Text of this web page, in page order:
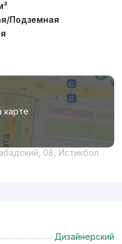
Премиум
Подземная
карте
08, Истикбол
Дизайнерский